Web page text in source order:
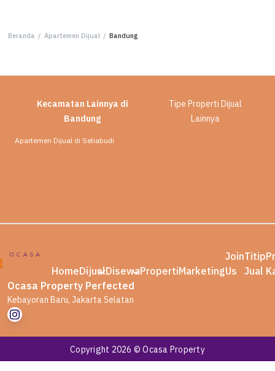
Beranda / Apartemen Dijual / Bandung
Kecamatan Lainnya di
Bandung
Tipe Properti Dijual
Lainnya
Apartemen Dijual di Setiabudi
HomeDijualDisewaPropertiMarketing
Join
Us
Titip
Jual
Ocasa Property Perfected
Kebayoran Baru, Jakarta Selatan
Copyright 2026 © Ocasa Property